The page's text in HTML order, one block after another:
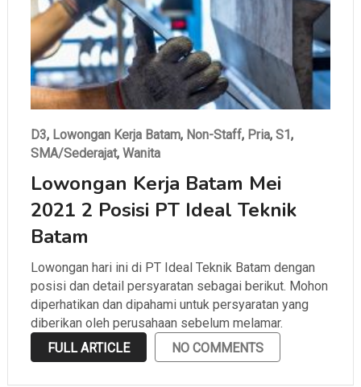
D3, Lowongan Kerja Batam, Non-Staff, Pria, S1,
SMA/Sederajat, Wanita
Lowongan Kerja Batam Mei
2021 2 Posisi PT Ideal Teknik
Batam
Lowongan hari ini di PT Ideal Teknik Batam dengan
posisi dan detail persyaratan sebagai berikut. Mohon
diperhatikan dan dipahami untuk persyaratan yang
diberikan oleh perusahaan sebelum melamar.
FULL ARTICLE
NO COMMENTS